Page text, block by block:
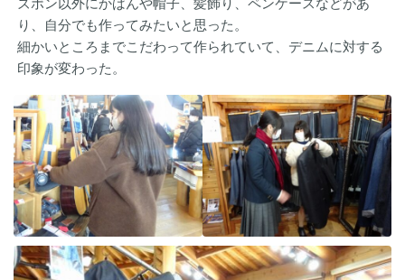
ズボン以外にかばんや帽子、髪飾り、ペンケースなどがあ
り、自分でも作ってみたいと思った。
細かいところまでこだわって作られていて、デニムに対する
印象が変わった。